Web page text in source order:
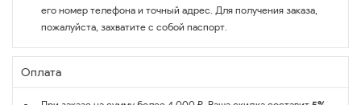
его номер телефона и точный адрес. Для получения заказа,
пожалуйста, захватите с собой паспорт.
Оплата